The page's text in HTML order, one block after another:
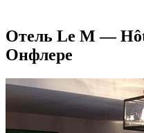
Отель Le M —
Онфлере